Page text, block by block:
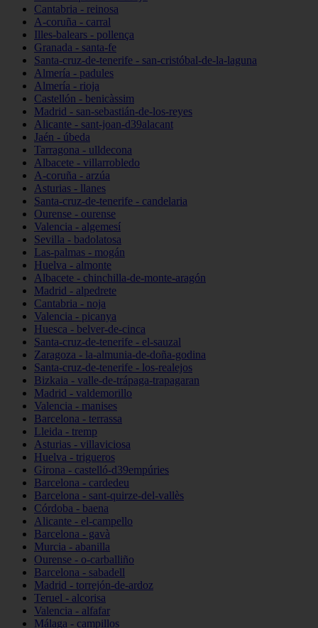
Cantabria - reinosa
A-coruña - carral
Illes-balears - pollença
Granada - santa-fe
Santa-cruz-de-tenerife - san-cristóbal-de-la-laguna
Almería - padules
Almería - rioja
Castellón - benicàssim
Madrid - san-sebastián-de-los-reyes
Alicante - sant-joan-d39alacant
Jaén - úbeda
Tarragona - ulldecona
Albacete - villarrobledo
A-coruña - arzúa
Asturias - llanes
Santa-cruz-de-tenerife - candelaria
Ourense - ourense
Valencia - algemesí
Sevilla - badolatosa
Las-palmas - mogán
Huelva - almonte
Albacete - chinchilla-de-monte-aragón
Madrid - alpedrete
Cantabria - noja
Valencia - picanya
Huesca - belver-de-cinca
Santa-cruz-de-tenerife - el-sauzal
Zaragoza - la-almunia-de-doña-godina
Santa-cruz-de-tenerife - los-realejos
Bizkaia - valle-de-trápaga-trapagaran
Madrid - valdemorillo
Valencia - manises
Barcelona - terrassa
Lleida - tremp
Asturias - villaviciosa
Huelva - trigueros
Girona - castelló-d39empúries
Barcelona - cardedeu
Barcelona - sant-quirze-del-vallès
Córdoba - baena
Alicante - el-campello
Barcelona - gavà
Murcia - abanilla
Ourense - o-carballiño
Barcelona - sabadell
Madrid - torrejón-de-ardoz
Teruel - alcorisa
Valencia - alfafar
Málaga - campillos